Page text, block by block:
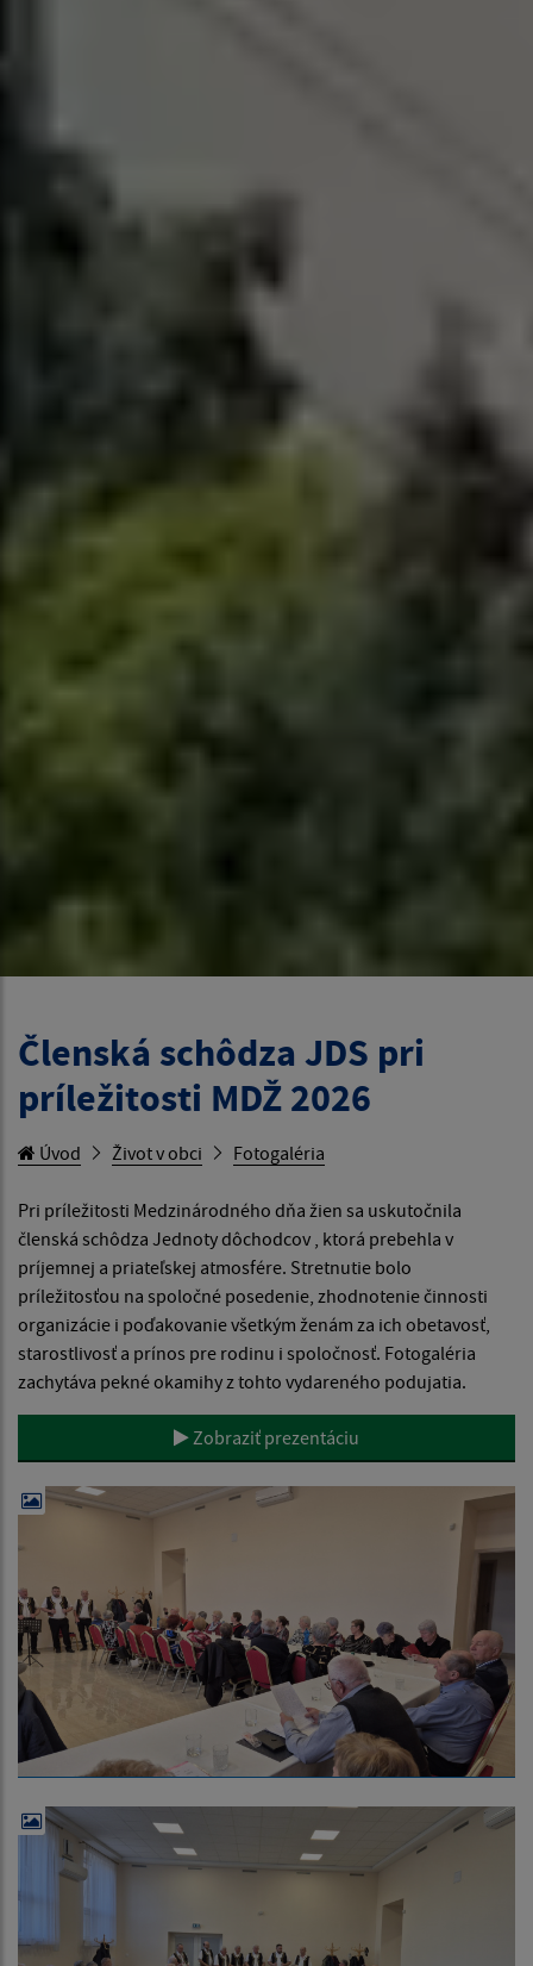
Členská schôdza JDS pri
príležitosti MDŽ 2026
Úvod Život v obci Fotogaléria
Pri príležitosti Medzinárodného dňa žien sa uskutočnila
členská schôdza Jednoty dôchodcov , ktorá prebehla v
príjemnej a priateľskej atmosfére. Stretnutie bolo
príležitosťou na spoločné posedenie, zhodnotenie činnosti
organizácie i poďakovanie všetkým ženám za ich obetavosť,
starostlivosť a prínos pre rodinu i spoločnosť. Fotogaléria
zachytáva pekné okamihy z tohto vydareného podujatia.
Zobraziť prezentáciu